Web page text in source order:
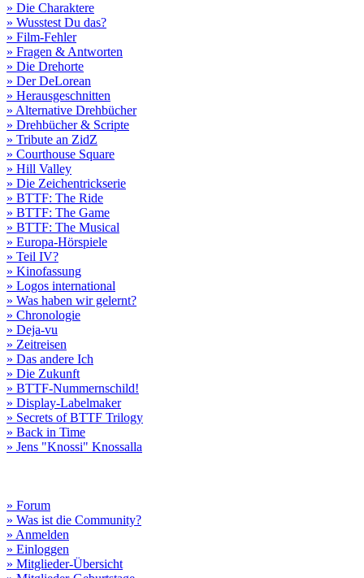
» Die Charaktere
» Wusstest Du das?
» Film-Fehler
» Fragen & Antworten
» Die Drehorte
» Der DeLorean
» Herausgeschnitten
» Alternative Drehbücher
» Drehbücher & Scripte
» Tribute an ZidZ
» Courthouse Square
» Hill Valley
» Die Zeichentrickserie
» BTTF: The Ride
» BTTF: The Game
» BTTF: The Musical
» Europa-Hörspiele
» Teil IV?
» Kinofassung
» Logos international
» Was haben wir gelernt?
» Chronologie
» Deja-vu
» Zeitreisen
» Das andere Ich
» Die Zukunft
» BTTF-Nummernschild!
» Display-Labelmaker
» Secrets of BTTF Trilogy
» Back in Time
» Jens "Knossi" Knossalla
» Forum
» Was ist die Community?
» Anmelden
» Einloggen
» Mitglieder-Übersicht